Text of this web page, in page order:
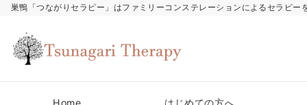
巣鴨「つながりセラピー」はファミリーコンステレーションによるセラピー
Home はじめての方へ